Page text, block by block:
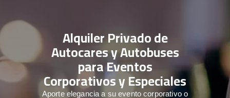
Alquiler Privado de
Autocares y Autobuses
para Eventos
Corporativos y Especiales
Aporte elegancia a su evento corporativo o